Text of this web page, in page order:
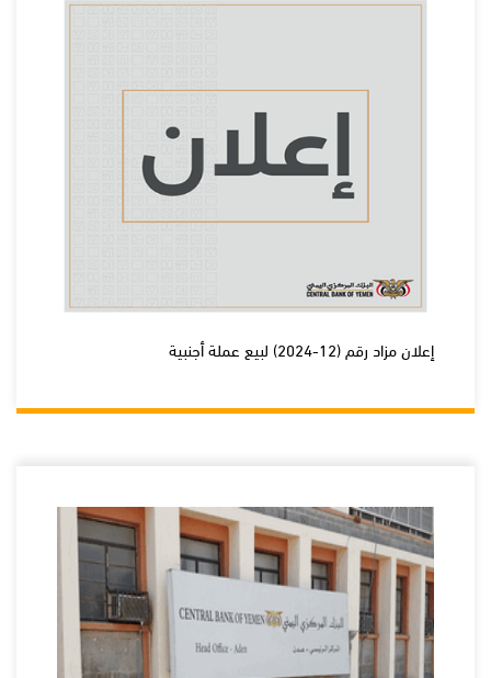
إعلان مزاد رقم (12-2024) لبيع عملة أجنبية